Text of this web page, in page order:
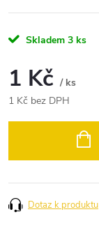
Skladem 3 ks
1 Kč / ks
1 Kč bez DPH
Dotaz k produktu